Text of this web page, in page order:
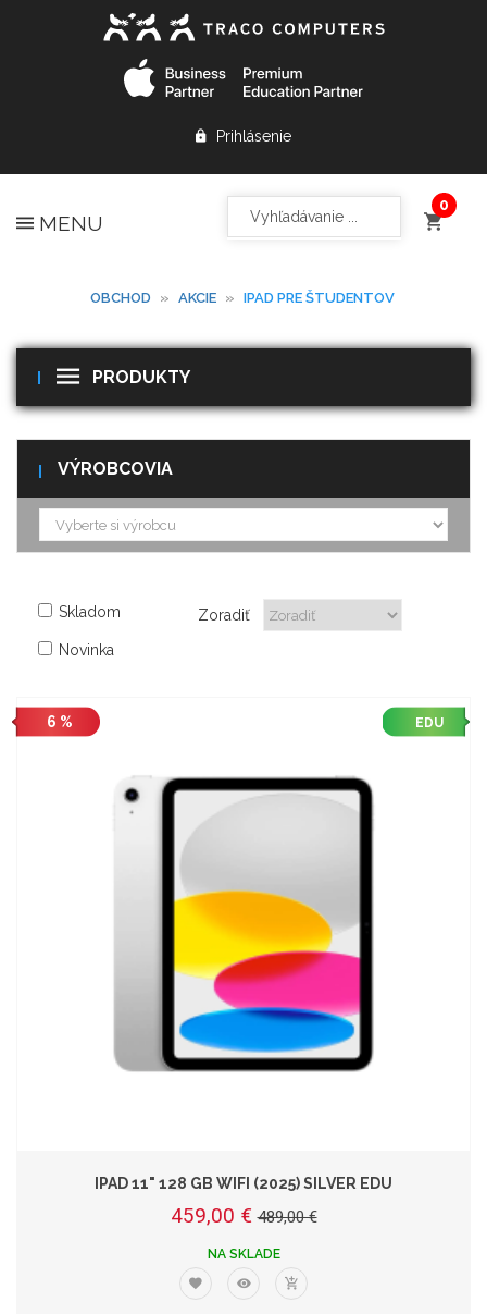
Prihlásenie
MENU
OBCHOD » AKCIE » IPAD PRE ŠTUDENTOV
PRODUKTY
VÝROBCOVIA
Skladom
Novinka
Zoradiť
6 % EDU
IPAD 11" 128 GB WIFI (2025) SILVER EDU
459,00 € 489,00 €
NA SKLADE